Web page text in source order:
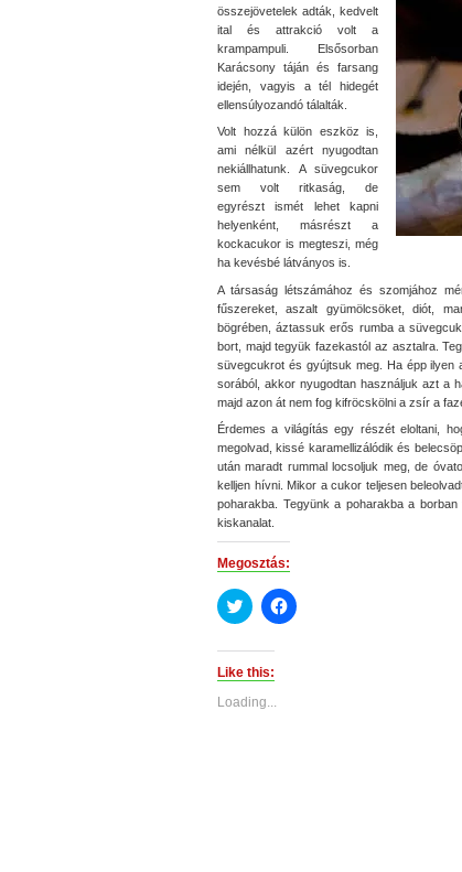
összejövetelek adták, kedvelt
ital és attrakció volt a
krampampuli. Elsősorban
Karácsony táján és farsang
idején, vagyis a tél hidegét
ellensúlyozandó tálalták.
Volt hozzá külön eszköz is,
ami nélkül azért nyugodtan
nekiállhatunk. A süvegcukor
sem volt ritkaság, de
egyrészt ismét lehet kapni
helyenként, másrészt a
kockacukor is megteszi, még
ha kevésbé látványos is.
A társaság létszámához és szomjához
fűszereket, aszalt gyümölcsöket, diót,
bögrében, áztassuk erős rumba a
bort, majd tegyük fazekastól az asztalra.
süvegcukrot és gyújtsuk meg. Ha épp ilyen
sorából, akkor nyugodtan használjuk azt a
majd azon át nem fog kifröcskölni a zsír a
Érdemes a világítás egy részét eloltani,
megolvad, kissé karamellizálódik és
után maradt rummal locsoljuk meg, de
kelljen hívni. Mikor a cukor teljesen
poharakba. Tegyünk a poharakba a
kiskanalat.
Megosztás:
Click
to
(Opens
new
Click
to
Like this:
Loading...